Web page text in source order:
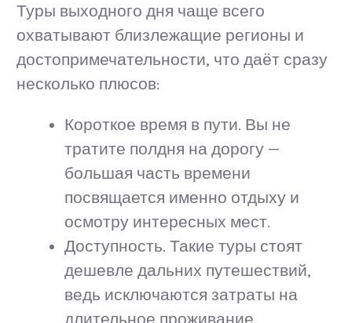
Туры выходного дня чаще всего
охватывают близлежащие регионы и
достопримечательности, что даёт сразу
несколько плюсов:
Короткое время в пути. Вы не
тратите полдня на дорогу —
большая часть времени
посвящается именно отдыху и
осмотру интересных мест.
Доступность. Такие туры стоят
дешевле дальних путешествий,
ведь исключаются затраты на
длительное проживание.